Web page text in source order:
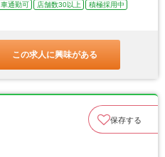
車通勤可 店舗数30以上
積極採用中
この求人に興味がある
保存する